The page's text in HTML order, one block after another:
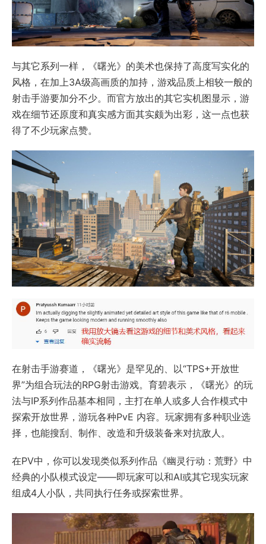
与其它系列一样，《曙光》的美术也保持了高度写实化的
风格，在加上3A级高画质的加持，游戏品质上相较一般的
射击手游要加分不少。而官方放出的其它实机图显示，游
戏在细节还原度和真实感方面其实颇为出彩，这一点也获
得了不少玩家点赞。
在射击手游赛道，《曙光》是罕见的、以“TPS+开放世
界”为组合玩法的RPG射击游戏。育碧表示，《曙光》的玩
法与IP系列作品基本相同，主打在单人或多人合作模式中
探索开放世界，游玩各种PvE 内容。玩家拥有多种职业选
择，也能搜刮、制作、改造和升级装备来对抗敌人。
在PV中，你可以发现类似系列作品《幽灵行动：荒野》中
经典的小队模式设定——即玩家可以和AI或其它现实玩家
组成4人小队，共同执行任务或探索世界。